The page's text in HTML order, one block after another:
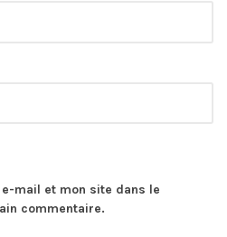
mail et mon site dans le
commentaire.